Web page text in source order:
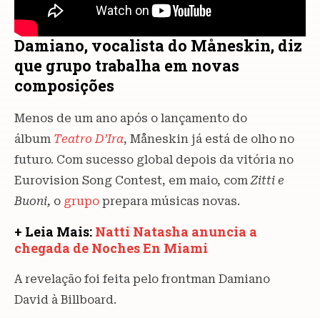
Damiano, vocalista do Måneskin, diz
que grupo trabalha em novas
composições
Menos de um ano após o lançamento do
álbum Teatro D’Ira, Måneskin já está de olho no
futuro. Com sucesso global depois da vitória no
Eurovision Song Contest, em maio, comZitti e
Buoni, o grupo prepara músicas novas.
+ Leia Mais: Natti Natasha anuncia a
chegada de Noches En Miami
A revelação foi feita pelo frontman Damiano
David à Billboard.